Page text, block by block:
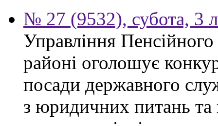
№ 27 (9532), субота, 3
Управління
районі оголошує
посади державного
з юридичних питань та